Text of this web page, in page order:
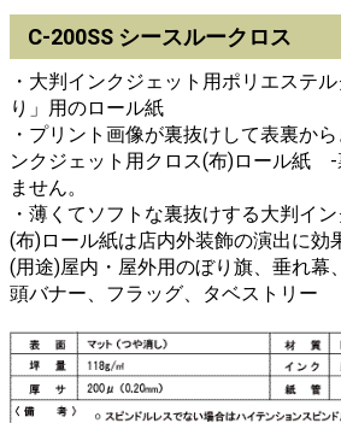
C-200SS シースルークロス
・大判インクジェット用ポリエステ
り」用のロール紙
・プリント画像が裏抜けして表裏か
ンクジェット用クロス(布)ロール紙 -
ません。
・薄くてソフトな裏抜けする大判イ
(布)ロール紙は店内外装飾の演出に効
(用途)屋内・屋外用のぼり旗、垂れ幕
頭バナー、フラッグ、タベストリー